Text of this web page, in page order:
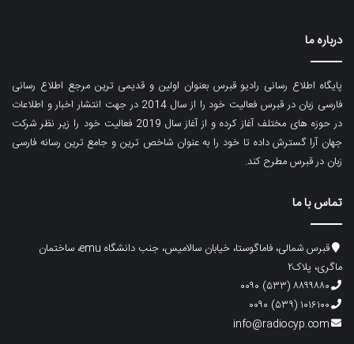
درباره ما
پایگاه اطلاع رسانی رادیو قبرس بعنوان اولین و قدیمی ترین مرجع اطلاع رسانی
فارسی زبان در قبرس فعالیت خود را از سال 2014 در جهت انتشار اخبار و اطلاعات
در حوزه های مختلف آغاز کرده و از آغاز سال 2019 فعالیت خود را زیر نظر شرکت
جهان آرا گسترش داده تا خود را به عنوان شاخص ترین و جامع ترین رسانه فارسی
زبان در قبرس مطرح کند.
تماس با ما
قبرس شمالی، فاماگوستا، خیابان سالامیس، جنب دانشگاه emu، ساختمان
ماگری، پلاک۲
۸۸۹۹۸۸۰ (۵۳۳) ۰۰۹۰
۱۰۱۶۱۰۰ (۵۳۹) ۰۰۹۰
info@radiocyp.com